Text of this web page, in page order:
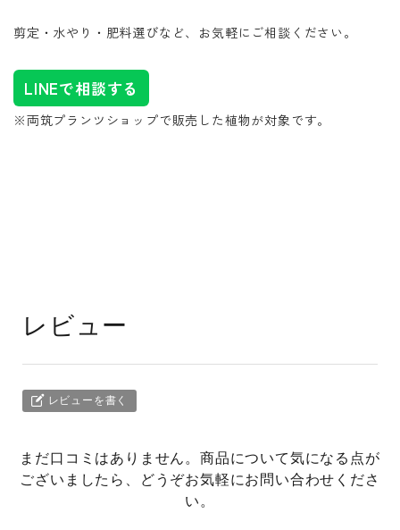
剪定・水やり・肥料選びなど、お気軽にご相談ください。
LINEで相談する
※両筑プランツショップで販売した植物が対象です。
レビュー
レビューを書く
まだ口コミはありません。商品について気になる点が
ございましたら、どうぞお気軽にお問い合わせくださ
い。